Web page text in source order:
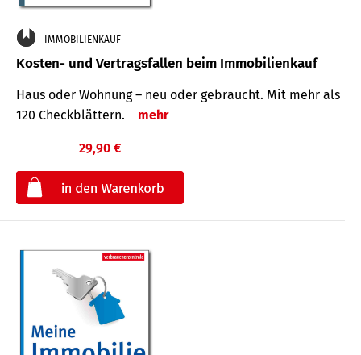
IMMOBILIENKAUF
Kosten- und Vertragsfallen beim Immobilienkauf
Haus oder Wohnung – neu oder gebraucht. Mit mehr als
120 Check­blättern.
mehr
29,90 €